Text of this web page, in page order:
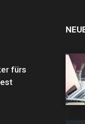
fürs